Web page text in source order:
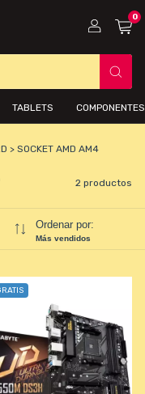
0
TABLETS
> SOCKET AMD AM4
2 productos
Ordenar por:
Más vendidos